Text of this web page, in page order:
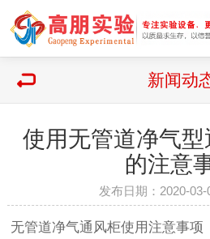
新闻动
使用无管道净气
的注意
发布日期：2020-
无管道净气通风柜使用注意事项